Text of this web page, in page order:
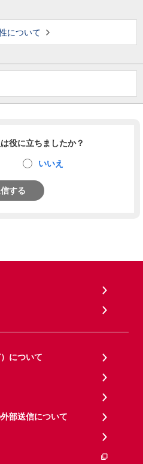
について
役に立ちましたか？
いいえ
する
について
部送信について